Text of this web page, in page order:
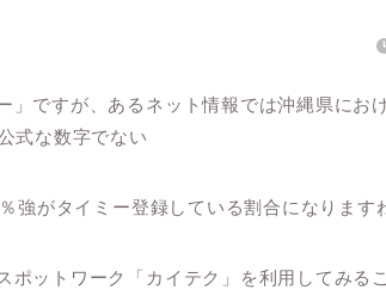
」ですが、あるネット情報では沖縄県にお
式な数字でない
強がタイミー登録している割合になります
ポットワーク「カイテク」を利用してみる